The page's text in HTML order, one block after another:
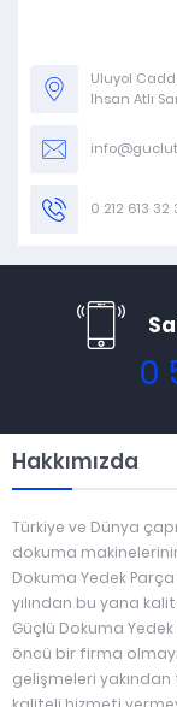
Uluyol
İhsan Atlı
0 212 613 32
0
Hakkımızda
Türkiye ve Dünya
dokuma
Dokuma Yedek
yılından bu yana
Güçlü Dokuma
öncü bir firma
gelişmeleri